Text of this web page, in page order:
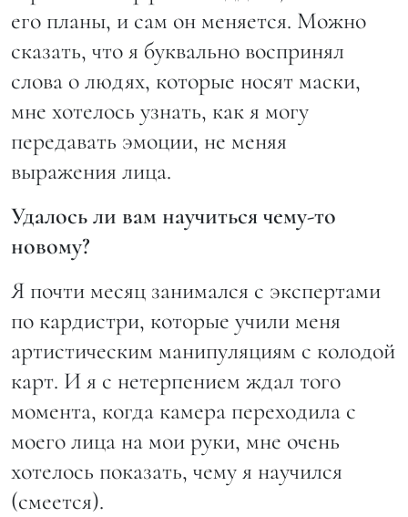
его планы, и сам он меняется. Можно
сказать, что я буквально воспринял
слова о людях, которые носят маски,
мне хотелось узнать, как я могу
передавать эмоции, не меняя
выражения лица.
Удалось ли вам научиться чему-то
новому?
Я почти месяц занимался с экспертами
по кардистри, которые учили меня
артистическим манипуляциям с колодой
карт. И я с нетерпением ждал того
момента, когда камера переходила с
моего лица на мои руки, мне очень
хотелось показать, чему я научился
(смеется).